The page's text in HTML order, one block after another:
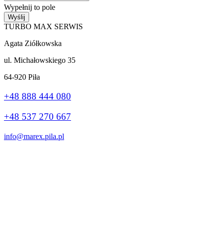
Wypełnij to pole
Wyślij
TURBO MAX SERWIS
Agata Ziółkowska
ul. Michałowskiego 35
64-920 Piła
+48 888 444 080
+48 537 270 667
info@marex.pila.pl